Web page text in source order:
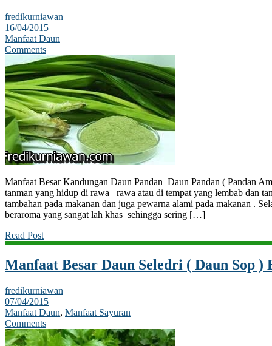
fredikurniawan
16/04/2015
Manfaat Daun
Comments
Manfaat Besar Kandungan Daun Pandan Daun Pandan ( Pandan
tanman yang hidup di rawa –rawa atau di tempat yang lembab dan
tambahan pada makanan dan juga pewarna alami pada makanan .
beraroma yang sangat lah khas sehingga sering […]
Read Post
Manfaat Besar Daun Seledri ( Daun Sop )
fredikurniawan
07/04/2015
Manfaat Daun, Manfaat Sayuran
Comments